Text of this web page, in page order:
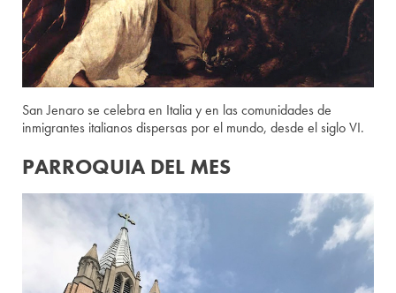
San Jenaro se celebra en Italia y en las comunidades de
inmigrantes italianos dispersas por el mundo, desde el siglo VI.
PARROQUIA DEL MES